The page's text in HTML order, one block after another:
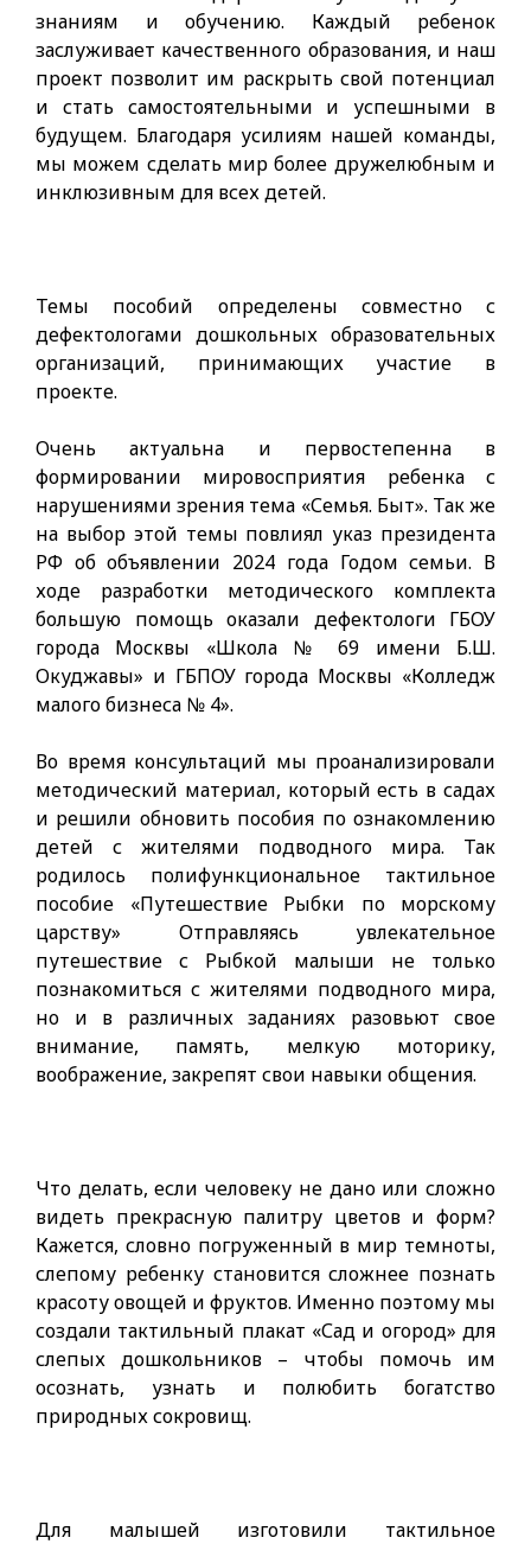
знаниям и обучению. Каждый ребенок
заслуживает качественного образования, и наш
проект позволит им раскрыть свой потенциал
и стать самостоятельными и успешными в
будущем. Благодаря усилиям нашей команды,
мы можем сделать мир более дружелюбным и
инклюзивным для всех детей.
Темы пособий определены совместно с
дефектологами дошкольных образовательных
организаций, принимающих участие в
проекте.
Очень актуальна и первостепенна в
формировании мировосприятия ребенка с
нарушениями зрения тема «Семья. Быт». Так же
на выбор этой темы повлиял указ президента
РФ об объявлении 2024 года Годом семьи. В
ходе разработки методического комплекта
большую помощь оказали дефектологи ГБОУ
города Москвы «Школа № 69 имени Б.Ш.
Окуджавы» и ГБПОУ города Москвы «Колледж
малого бизнеса № 4».
Во время консультаций мы проанализировали
методический материал, который есть в садах
и решили обновить пособия по ознакомлению
детей с жителями подводного мира. Так
родилось полифункциональное тактильное
пособие «Путешествие Рыбки по морскому
царству» Отправляясь увлекательное
путешествие с Рыбкой малыши не только
познакомиться с жителями подводного мира,
но и в различных заданиях разовьют свое
внимание, память, мелкую моторику,
воображение, закрепят свои навыки общения.
Что делать, если человеку не дано или сложно
видеть прекрасную палитру цветов и форм?
Кажется, словно погруженный в мир темноты,
слепому ребенку становится сложнее познать
красоту овощей и фруктов. Именно поэтому мы
создали тактильный плакат «Сад и огород» для
слепых дошкольников – чтобы помочь им
осознать, узнать и полюбить богатство
природных сокровищ.
Для малышей изготовили тактильное